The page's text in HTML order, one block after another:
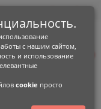
900-74-99
159-06-76
с нашим сайтом,
и использование
cookie просто